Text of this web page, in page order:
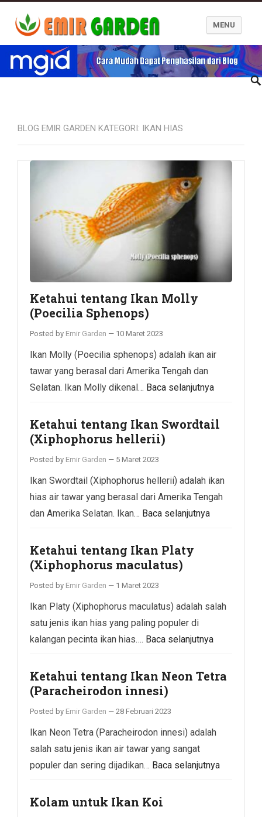
Blog Emir Garden
MENU
BLOG EMIR GARDEN KATEGORI: IKAN HIAS
Ketahui tentang Ikan Molly
(Poecilia Sphenops)
Posted by Emir Garden — 10 Maret 2023
Ikan Molly (Poecilia sphenops) adalah ikan air
tawar yang berasal dari Amerika Tengah dan
Selatan. Ikan Molly dikenal… Baca selanjutnya
Ketahui tentang Ikan Swordtail
(Xiphophorus hellerii)
Posted by Emir Garden — 5 Maret 2023
Ikan Swordtail (Xiphophorus hellerii) adalah ikan
hias air tawar yang berasal dari Amerika Tengah
dan Amerika Selatan. Ikan… Baca selanjutnya
Ketahui tentang Ikan Platy
(Xiphophorus maculatus)
Posted by Emir Garden — 1 Maret 2023
Ikan Platy (Xiphophorus maculatus) adalah salah
satu jenis ikan hias yang paling populer di
kalangan pecinta ikan hias…. Baca selanjutnya
Ketahui tentang Ikan Neon Tetra
(Paracheirodon innesi)
Posted by Emir Garden — 28 Februari 2023
Ikan Neon Tetra (Paracheirodon innesi) adalah
salah satu jenis ikan air tawar yang sangat
populer dan sering dijadikan… Baca selanjutnya
Kolam untuk Ikan Koi